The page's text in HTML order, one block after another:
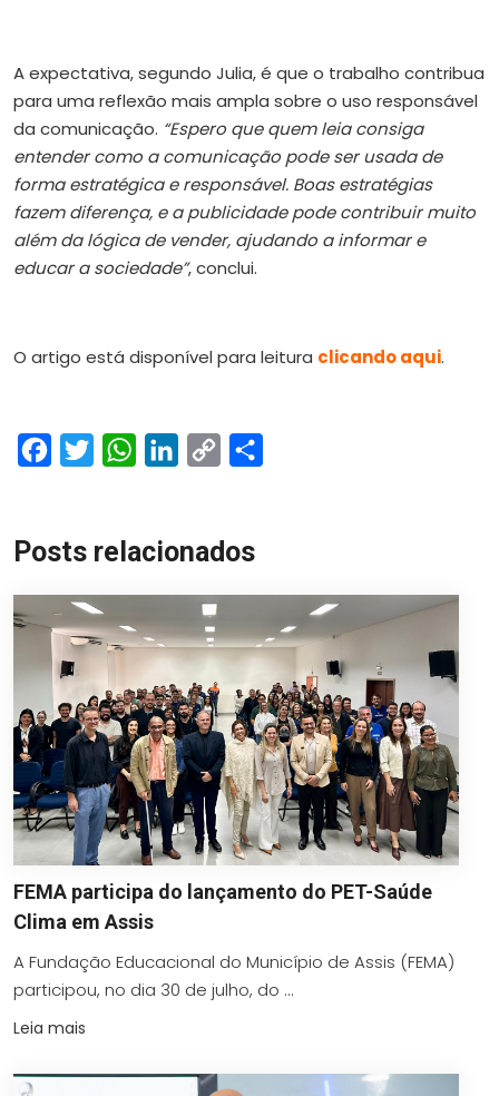
A expectativa, segundo Julia, é que o trabalho contribua
para uma reflexão mais ampla sobre o uso responsável
da comunicação. “Espero que quem leia consiga
entender como a comunicação pode ser usada de
forma estratégica e responsável. Boas estratégias
fazem diferença, e a publicidade pode contribuir muito
além da lógica de vender, ajudando a informar e
educar a sociedade”, conclui.
O artigo está disponível para leitura clicando aqui.
FacebookTwitterWhatsAppLinkedIn
Copy
Posts relacionados
FEMA participa do lançamento do PET-Saúde
Clima em Assis
A Fundação Educacional do Município de Assis (FEMA)
participou, no dia 30 de julho, do ...
Leia mais